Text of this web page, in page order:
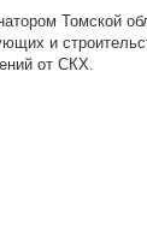
Томской
и
от СКХ.